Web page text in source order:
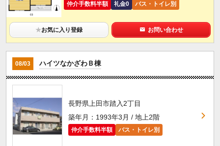
仲介手数料半額
礼金0 バス・トイレ別
★お気に入り登録 お問い合わせ
08/03 ハイツなかざわＢ棟
長野県上田市踏入2丁目
築年月：1993年3月 / 地上2階
仲介手数料半額 バス・トイレ別